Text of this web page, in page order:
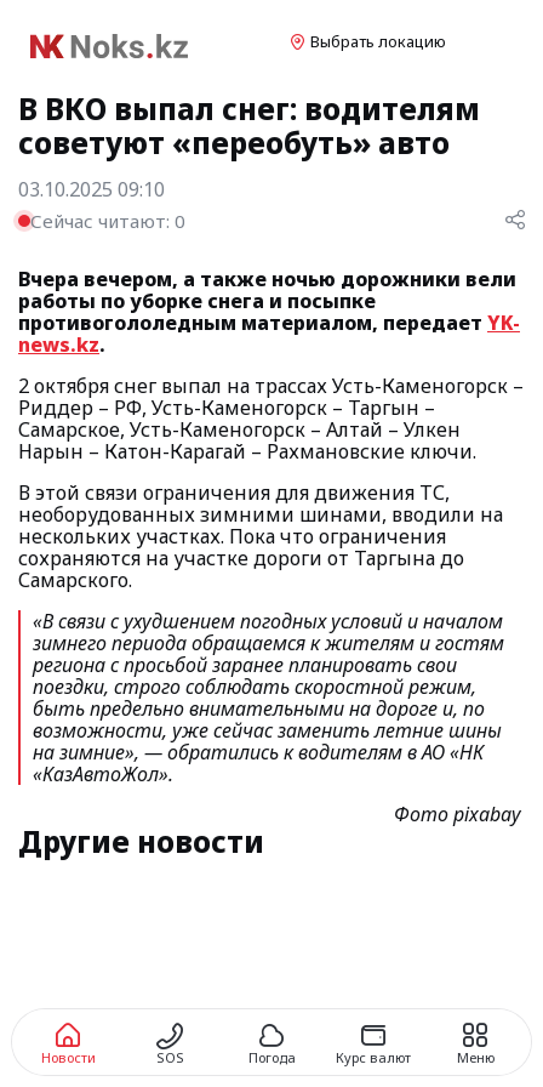
Выбрать локацию
В ВКО выпал снег: водителям
советуют «переобуть» авто
03.10.2025 09:10
Сейчас читают: 0
Вчера вечером, а также ночью дорожники вели
работы по уборке снега и посыпке
противогололедным материалом, передает YK-
news.kz.
2 октября снег выпал на трассах Усть-Каменогорск –
Риддер – РФ, Усть-Каменогорск – Таргын –
Самарское, Усть-Каменогорск – Алтай – Улкен
Нарын – Катон-Карагай – Рахмановские ключи.
В этой связи ограничения для движения ТС,
необорудованных зимними шинами, вводили на
нескольких участках. Пока что ограничения
сохраняются на участке дороги от Таргына до
Самарского.
«В связи с ухудшением погодных условий и началом
зимнего периода обращаемся к жителям и гостям
региона с просьбой заранее планировать свои
поездки, строго соблюдать скоростной режим,
быть предельно внимательными на дороге и, по
возможности, уже сейчас заменить летние шины
на зимние», —обратились к водителям в АО «НК
«КазАвтоЖол».
Фото pixabay
Другие новости
Новости SOS Погода Курс валют Меню